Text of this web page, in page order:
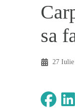
sa
27 Iulie